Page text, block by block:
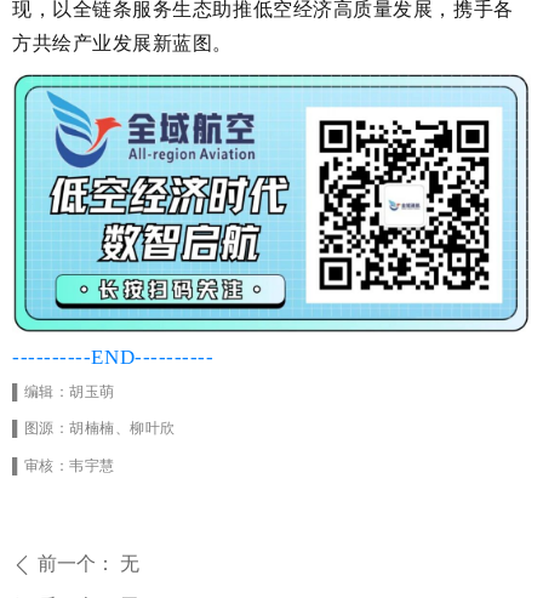
现，以全链条服务生态助推低空经济高质量发展，携手各
方共绘产业发展新蓝图。
----------END----------
▌编辑：胡玉萌
▌图源：胡楠楠、柳叶欣
▌审核：韦宇慧
ꄴ 前一个： 无